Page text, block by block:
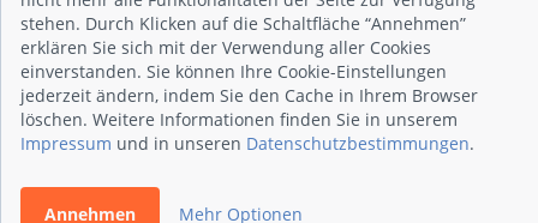
Datenschutz
AGB
Nutzungsbedingungen
Kontakt
stehen. Durch Klicken auf die Schaltfläche “Annehmen”
erklären Sie sich mit der Verwendung aller Cookies
einverstanden. Sie können Ihre Cookie-Einstellungen
jederzeit ändern, indem Sie den Cache in Ihrem Browser
löschen. Weitere Informationen finden Sie in unserem
Impressum und in unseren Datenschutzbestimmungen.
Annehmen Mehr Optionen